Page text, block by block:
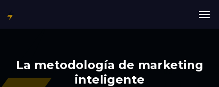
La metodología de marketing
inteligente